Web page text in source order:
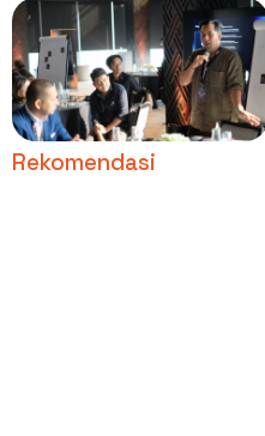
Rekomendasi